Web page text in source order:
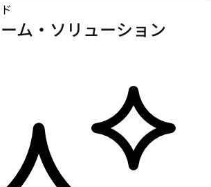
ム・ソリューション